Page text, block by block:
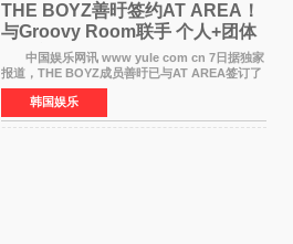
THE BOYZ善旴签约AT AREA！
与Groovy Room联手 个人+团体
活动并行
中国娱乐网讯 www yule com cn 7日据独家
报道，THE BOYZ成员善旴已与AT AREA签订了
专属合约。AT AREA是由知名制作人组合
Groovy Room创立的hip-hop厂牌，旗下拥有多
位实力派音乐人，在韩
韩国娱乐